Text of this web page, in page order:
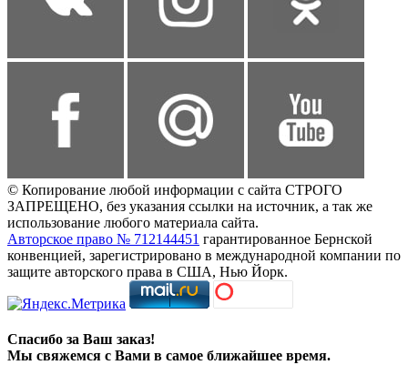
© Копирование любой информации с сайта СТРОГО
ЗАПРЕЩЕНО, без указания ссылки на источник, а так же
использование любого материала сайта.
Авторское право № 712144451 гарантированное Бернской
конвенцией, зарегистрировано в международной компании по
защите авторского права в США, Нью Йорк.
Спасибо за Ваш заказ!
Мы свяжемся с Вами в самое ближайшее время.